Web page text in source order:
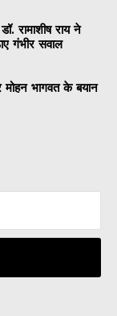
रामाशीष राय ने
गंभीर सवाल
मोहन भागवत के बयान